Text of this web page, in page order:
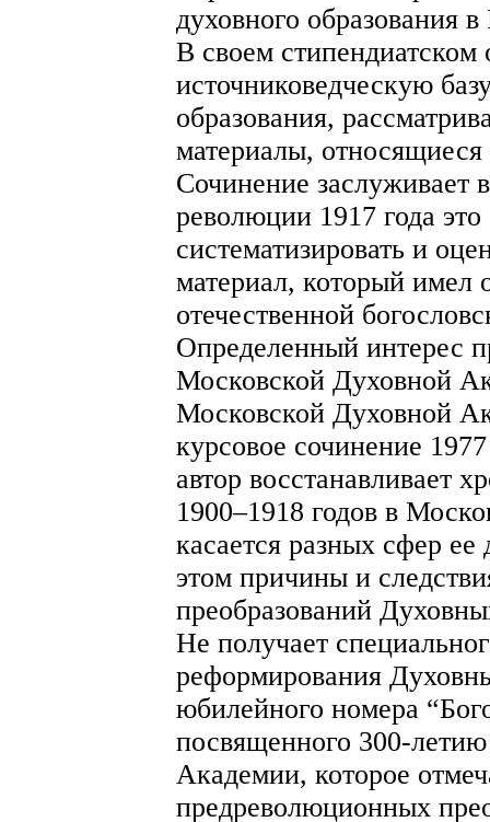
духовного образования
В своем стипендиатском
источниковедческую
образования,
материалы,
Сочинение заслуживает
революции 1917 года
систематизировать и
материал, который имел
отечественной
Определенный интерес
Московской Духовной
Московской Духовной
курсовое сочинение
автор восстанавливает
1900–1918 годов в
касается разных сфер ее
этом причины и
преобразований
Не получает
реформирования
юбилейного номера
посвященного 300-
Академии, которое
предреволюционных